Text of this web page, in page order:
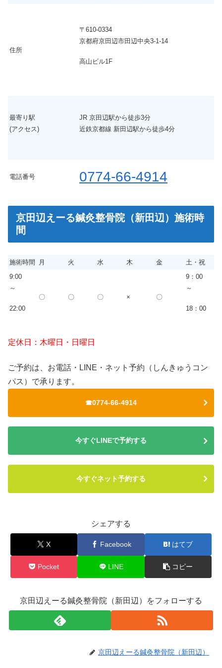
住所
〒610-0334
京都府京田辺市田辺中央3-1-14
高山ビル1F
最寄り駅
(アクセス)
JR 京田辺駅から徒歩3分
近鉄京都線 新田辺駅から徒歩4分
電話番号 0774-66-4914
京田辺えーる鍼灸整骨院（新田辺）施術時
間
施術時間 月 火 水 木 金
土・祝
9:00
～
22:00
〇 〇 〇 × 〇
9：00
～
18：00
定休日：木曜日・日曜日
ご予約は、お電話・LINE・ネット予約（しんきゅうコン
パス）で承ります。
☎0774-66-4914
今すぐLINEで予約する
今すぐネット予約する
シェアする
X Facebook はてブ
Pocket LINE コピー
京田辺えーる鍼灸整骨院（新田辺）をフォローする
京田辺えーる鍼灸整骨院（新田辺）